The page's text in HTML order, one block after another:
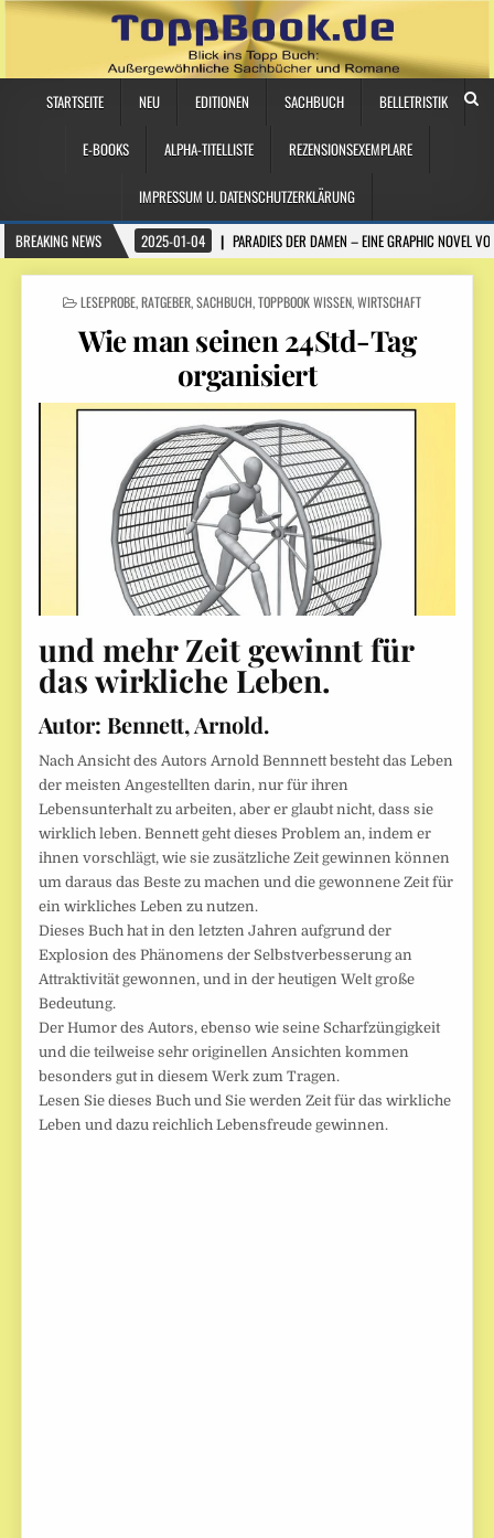
STARTSEITE NEU EDITIONEN SACHBUCH BELLETRISTIK
E-BOOKS ALPHA-TITELLISTE REZENSIONSEXEMPLARE
IMPRESSUM U. DATENSCHUTZERKLÄRUNG
BREAKING NEWS
2025-01-04 PARADIES DER DAMEN – EINE GRAPHIC NOVEL
POSTED
LESEPROBE,RATGEBER,SACHBUCH,TOPPBOOK WISSEN,WIRTSCHAFT
Wie man seinen 24Std-Tag
organisiert
und mehr Zeit gewinnt für
das wirkliche Leben.
Autor: Bennett, Arnold.
Nach Ansicht des Autors Arnold Bennnett besteht das Leben
der meisten Angestellten darin, nur für ihren
Lebensunterhalt zu arbeiten, aber er glaubt nicht, dass sie
wirklich leben. Bennett geht dieses Problem an, indem er
ihnen vorschlägt, wie sie zusätzliche Zeit gewinnen können
um daraus das Beste zu machen und die gewonnene Zeit für
ein wirkliches Leben zu nutzen.
Dieses Buch hat in den letzten Jahren aufgrund der
Explosion des Phänomens der Selbstverbesserung an
Attraktivität gewonnen, und in der heutigen Welt große
Bedeutung.
Der Humor des Autors, ebenso wie seine Scharfzüngigkeit
und die teilweise sehr originellen Ansichten kommen
besonders gut in diesem Werk zum Tragen.
Lesen Sie dieses Buch und Sie werden Zeit für das wirkliche
Leben und dazu reichlich Lebensfreude gewinnen.